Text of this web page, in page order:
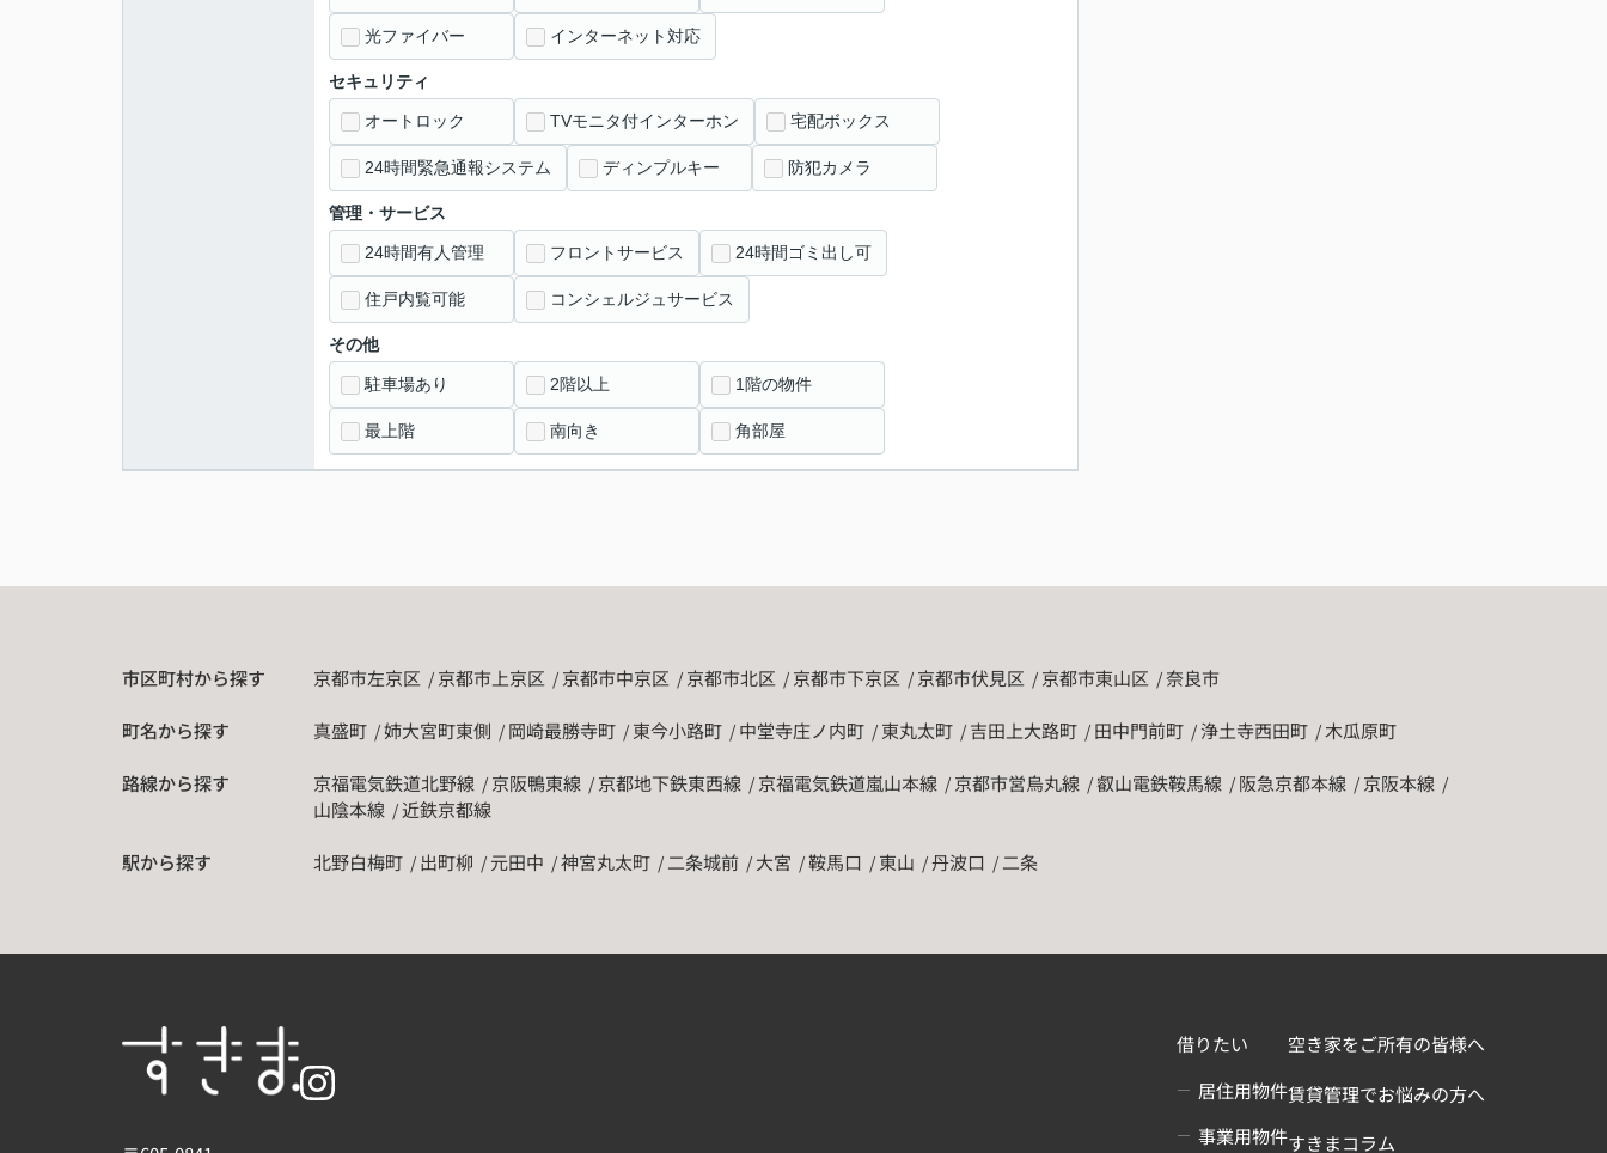
光ファイバー インターネット対応
セキュリティ
オートロック TVモニタ付インターホン 宅配ボックス
24時間緊急通報システム ディンプルキー 防犯カメラ
管理・サービス
24時間有人管理 フロントサービス 24時間ゴミ出し可
住戸内覧可能 コンシェルジュサービス
その他
駐車場あり 2階以上 1階の物件
最上階 南向き 角部屋
市区町村から探す 京都市左京区 京都市上京区 京都市中京区 京都市北区 京都市下京区 京都市伏見区 京都市東山区 奈良市
町名から探す 真盛町 姉大宮町東側 岡崎最勝寺町 東今小路町 中堂寺庄ノ内町 東丸太町 吉田上大路町 田中門前町 浄土寺西田町 木瓜原町
路線から探す 京福電気鉄道北野線 京阪鴨東線 京都地下鉄東西線 京福電気鉄道嵐山本線 京都市営烏丸線 叡山電鉄鞍馬線 阪急京都本線
京阪本線
山陰本線
近鉄京都線
駅から探す 北野白梅町 出町柳 元田中 神宮丸太町 二条城前 大宮 鞍馬口 東山 丹波口 二条
借りたい
居住用物件
事業用物件
空き家をご所有の皆様へ
賃貸管理でお悩みの方へ
すきまコラム